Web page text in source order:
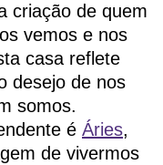
criação de quem
vemos e nos
casa reflete
desejo de nos
somos.
é Áries,
de vivermos